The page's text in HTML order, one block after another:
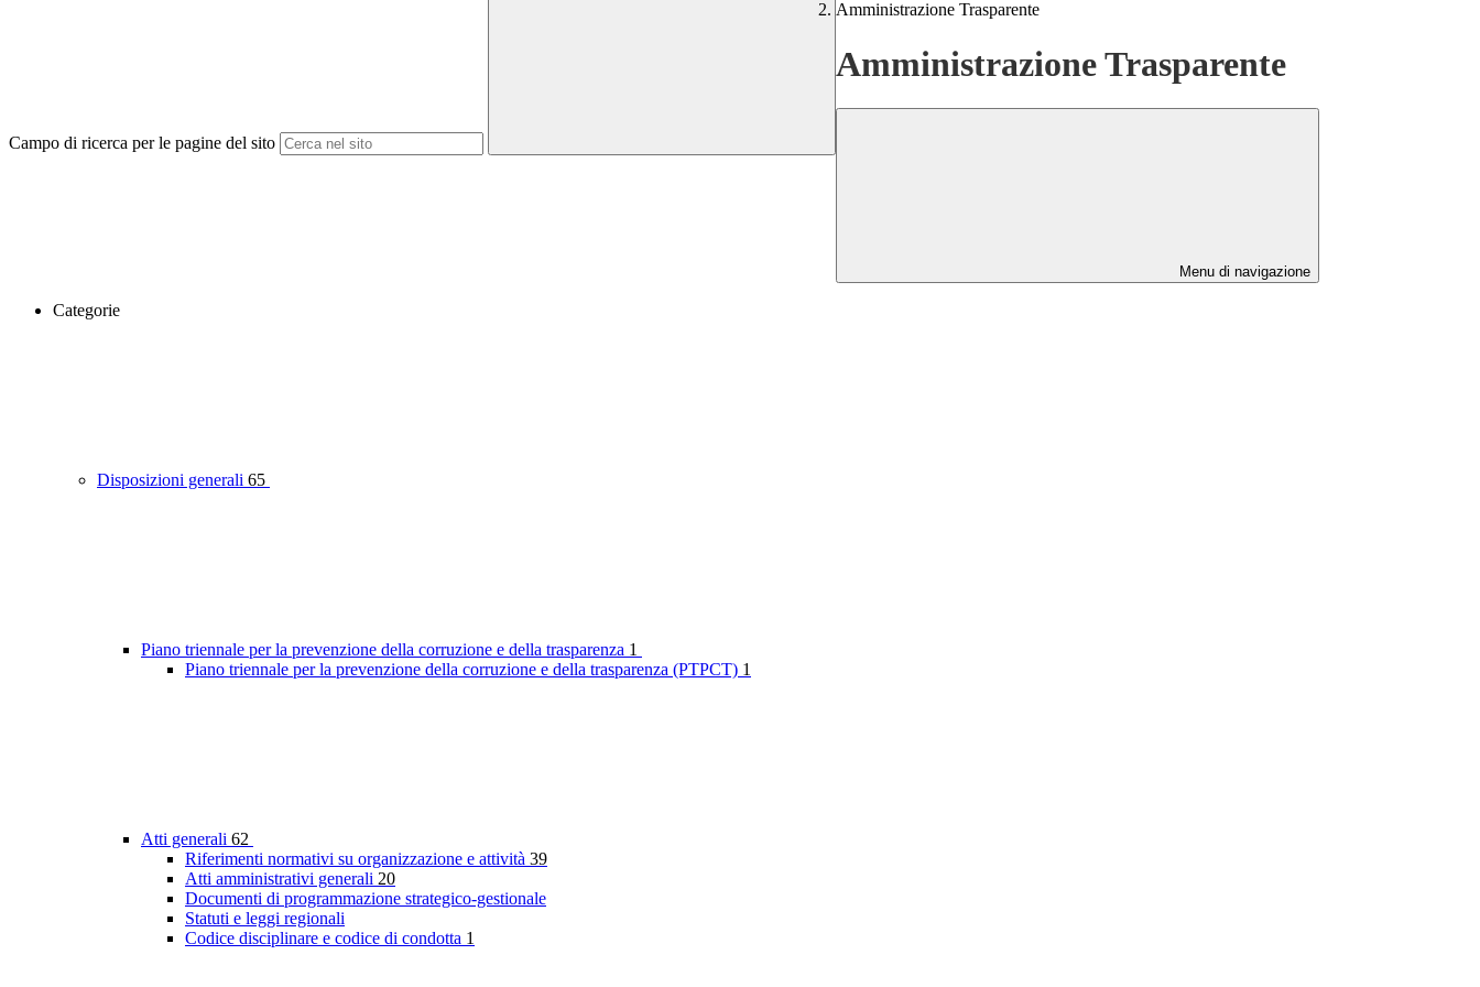
Campo di ricerca per le pagine del sito
Amministrazione Trasparente
Amministrazione Trasparente
Menu di navigazione
Categorie
Disposizioni generali 65
Piano triennale per la prevenzione della corruzione e della trasparenza 1
Piano triennale per la prevenzione della corruzione e della trasparenza (PTPCT) 1
Atti generali 62
Riferimenti normativi su organizzazione e attività 39
Atti amministrativi generali 20
Documenti di programmazione strategico-gestionale
Statuti e leggi regionali
Codice disciplinare e codice di condotta 1